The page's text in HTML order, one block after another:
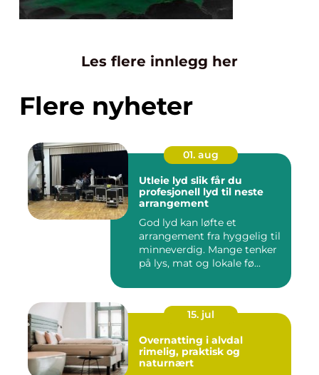
Les flere innlegg her
Flere nyheter
01. aug
Utleie lyd slik får du
profesjonell lyd til neste
arrangement
God lyd kan løfte et
arrangement fra hyggelig til
minneverdig. Mange tenker
på lys, mat og lokale fø...
15. jul
Overnatting i alvdal
rimelig, praktisk og
naturnært